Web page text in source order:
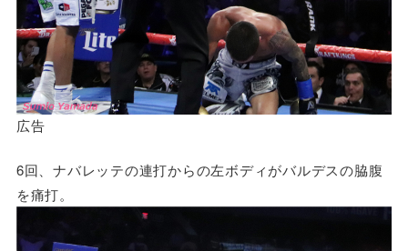
広告
6回、ナバレッテの連打からの左ボディがバルデスの脇腹
を痛打。